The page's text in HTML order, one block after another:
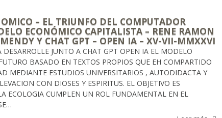
– EL TRIUNFO DEL COMPUTADOR
ECONÓMICO CAPITALISTA – RENE RAMON
Y CHAT GPT – OPEN IA – XV-VII-MMXXVI
DESARROLLE JUNTO A CHAT GPT OPEN IA EL MODELO
BASADO EN TEXTOS PROPIOS QUE EH COMPARTIDO
MEDIANTE ESTUDIOS UNIVERSITARIOS , AUTODIDACTA Y
CON DIOSES Y ESPIRITUS. EL OBJETIVO ES
ECOLOGIA CUMPLEN UN ROL FUNDAMENTAL EN EL